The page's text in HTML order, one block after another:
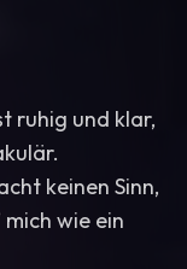
ruhig und klar,
keinen Sinn,
mich wie ein